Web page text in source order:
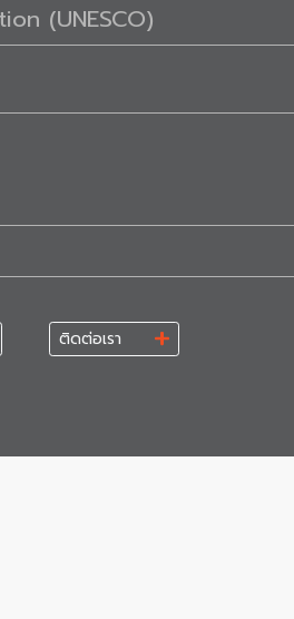
(UNESCO)
ติดต่อเรา